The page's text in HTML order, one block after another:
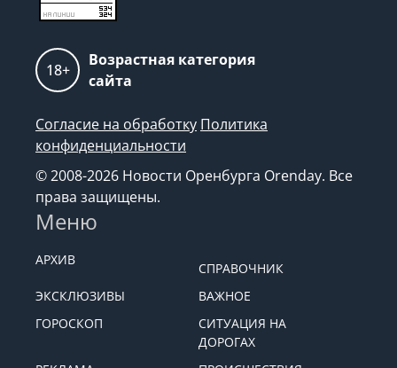
Согласие на обработку
конфиденциальности
© 2008-2026 Новости Оренбурга Orenday. Все
права защищены.
Меню
АРХИВ
СПРАВОЧНИК
ЭКСКЛЮЗИВЫ
ВАЖНОЕ